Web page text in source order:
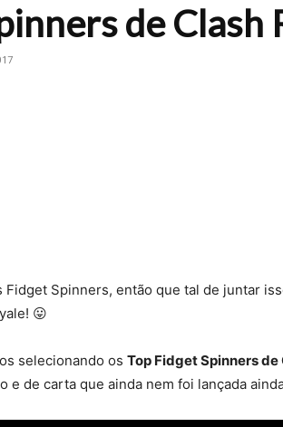
de Clash
Fidget Spinners, então que tal de juntar
😛
selecionando os Top Fidget Spinners de
e de carta que ainda nem foi lançada